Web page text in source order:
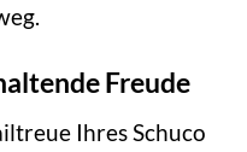
Freude
Ihres Schuco